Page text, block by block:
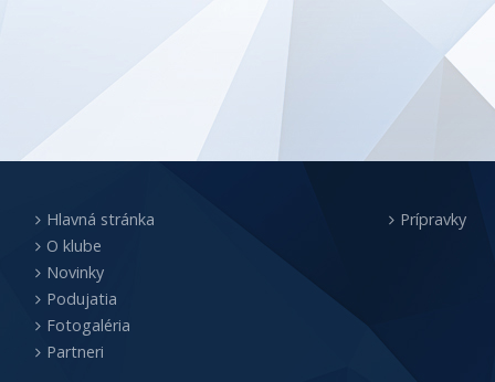
Hlavná stránka
O klube
Novinky
Podujatia
Fotogaléria
Partneri
Prípravky